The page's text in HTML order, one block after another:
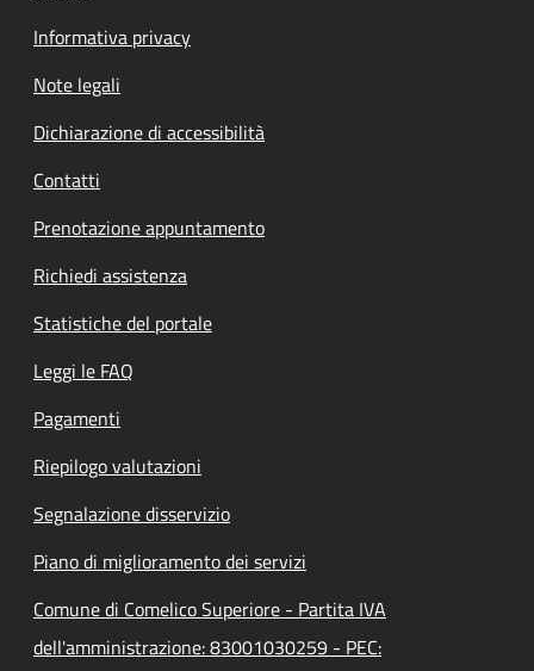
Informativa privacy
Note legali
Dichiarazione di accessibilità
Contatti
Prenotazione appuntamento
Richiedi assistenza
Statistiche del portale
Leggi le FAQ
Pagamenti
Riepilogo valutazioni
Segnalazione disservizio
Piano di miglioramento dei servizi
Comune di Comelico Superiore - Partita IVA
dell'amministrazione: 83001030259 - PEC: